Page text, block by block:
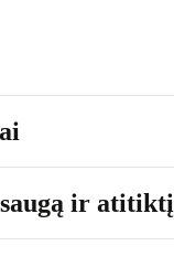
ir atitiktį